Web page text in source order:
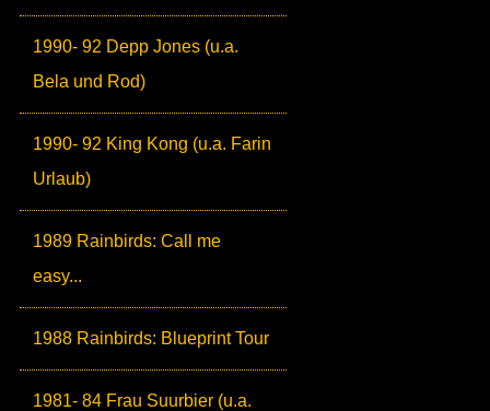
1990- 92 Depp Jones (u.a.
Bela und Rod)
1990- 92 King Kong (u.a. Farin
Urlaub)
1989 Rainbirds: Call me
easy...
1988 Rainbirds: Blueprint Tour
1981- 84 Frau Suurbier (u.a.